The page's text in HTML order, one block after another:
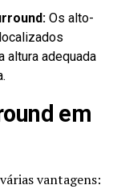
Os alto-
altura adequada
em
vantagens: